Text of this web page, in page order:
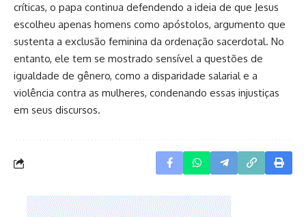
críticas, o papa continua defendendo a ideia de que Jesus
escolheu apenas homens como apóstolos, argumento que
sustenta a exclusão feminina da ordenação sacerdotal. No
entanto, ele tem se mostrado sensível a questões de
igualdade de gênero, como a disparidade salarial e a
violência contra as mulheres, condenando essas injustiças
em seus discursos.